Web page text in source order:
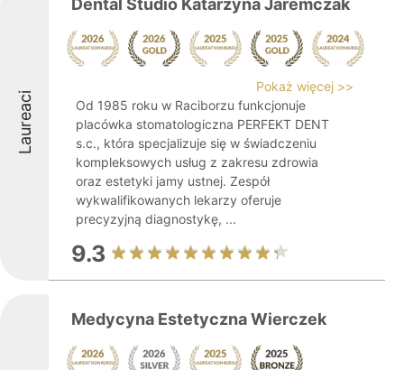
Laureaci
Dental Studio Katarzyna Jaremczak
Pokaż więcej >>
Od 1985 roku w Raciborzu funkcjonuje
placówka stomatologiczna PERFEKT DENT
s.c., która specjalizuje się w świadczeniu
kompleksowych usług z zakresu zdrowia
oraz estetyki jamy ustnej. Zespół
wykwalifikowanych lekarzy oferuje
precyzyjną diagnostykę, ...
9.3
Medycyna Estetyczna Wierczek